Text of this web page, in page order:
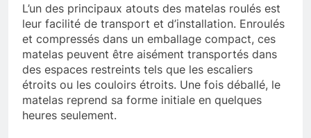
L’un des principaux atouts des matelas roulés est
leur facilité de transport et d’installation. Enroulés
et compressés dans un emballage compact, ces
matelas peuvent être aisément transportés dans
des espaces restreints tels que les escaliers
étroits ou les couloirs étroits. Une fois déballé, le
matelas reprend sa forme initiale en quelques
heures seulement.